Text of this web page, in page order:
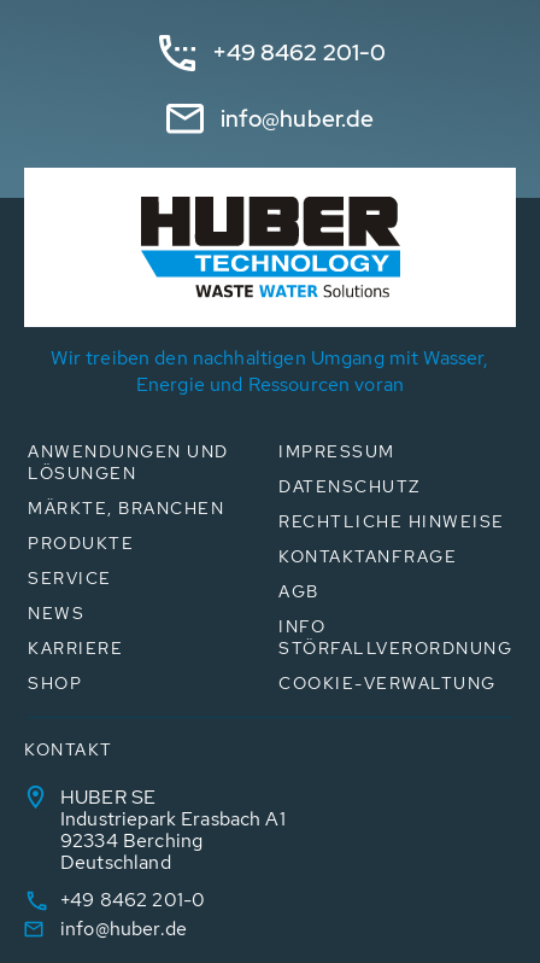
+49 8462 201-0
info@huber.de
Wir treiben den nachhaltigen Umgang mit Wasser,
Energie und Ressourcen voran
ANWENDUNGEN UND
LÖSUNGEN
MÄRKTE, BRANCHEN
PRODUKTE
SERVICE
NEWS
KARRIERE
SHOP
IMPRESSUM
DATENSCHUTZ
RECHTLICHE HINWEISE
KONTAKTANFRAGE
AGB
INFO
STÖRFALLVERORDNUNG
COOKIE-VERWALTUNG
KONTAKT
HUBER SE
Industriepark Erasbach A1
92334 Berching
Deutschland
+49 8462 201-0
info@huber.de